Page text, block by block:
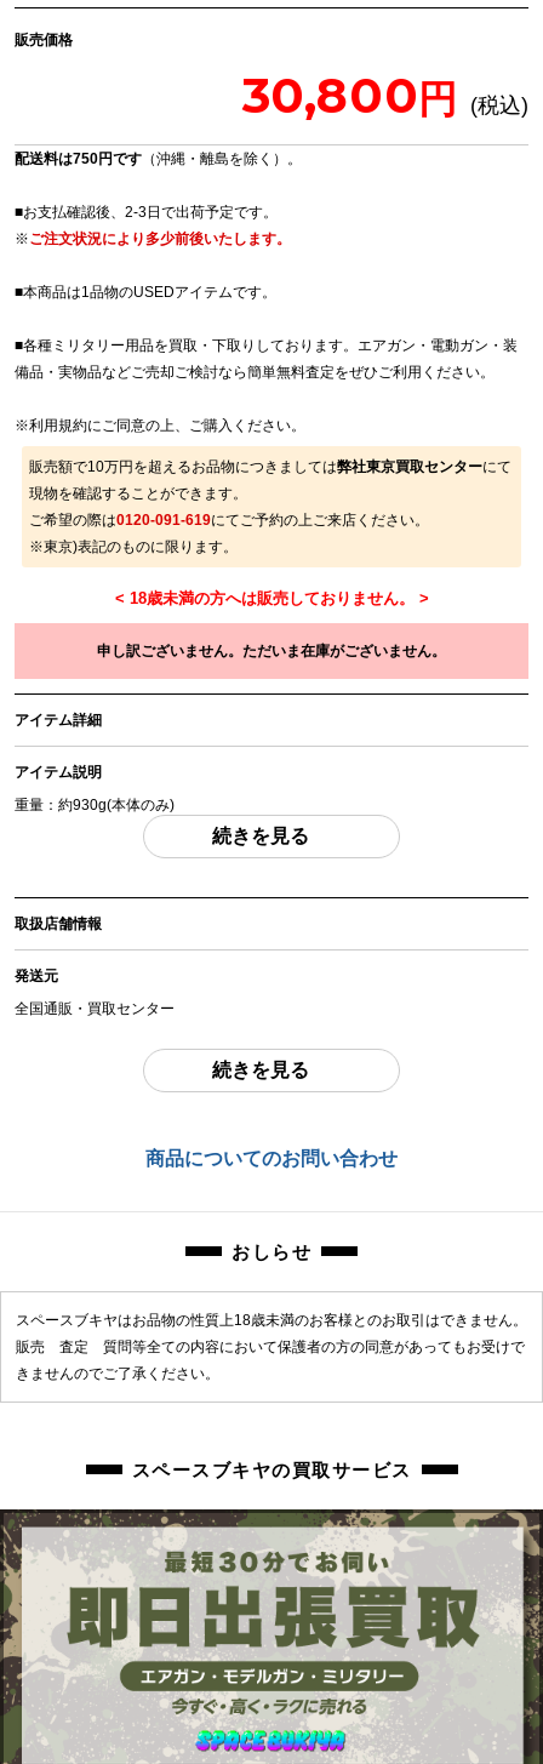
販売価格
30,800
配送料は750円です （沖縄・離島を除く）。
■お支払確認後、2-3日で出荷予定です。
※ご注文状況により多少前後いたします。
■本商品は1品物のUSEDアイテムです。
■各種ミリタリー用品を買取・下取りしております。エアガン・電動ガン・装
備品・実物品などご売却ご検討なら簡単無料査定をぜひご利用ください。
※利用規約にご同意の上、ご購入ください。
販売額で10万円を超えるお品物につきましては弊社東京買取センターにて
現物を確認することができます。
ご希望の際は0120-091-619にてご予約の上ご来店ください。
※東京)表記のものに限ります。
申し訳ございません。ただいま在庫がございません。
アイテム詳細
アイテム説明
重量：約930g(本体のみ)
こちらはダミーカート式となります。ダミーカートはリムを分離しないと装弾
ができないのでご注意ください。
・フレーム右側ひっかき傷
・バックストラップ底部の削れ2か所
属、写真に写っているものが全てです。 （撮影、運搬備品は除く）
アイテム状態
中古：C（使用感あり/キズ、ヨゴレあり）
外箱・ケースは傷み・汚れがあります。本体は通常の使用感・傷・シリンダー
回転痕・一部くすみがあります。シリンダー・トリガー動作は確認済みとなり
お品物についてのご注意を必ずお読み頂き、ご同意の上でご購入下さい
続きを見る
取扱店舗情報
発送元
全国通販・買取センター
東京都江戸川区中葛西6-10-14 2F
続きを見る
商品についてのお問い合わせ
おしらせ
スペースブキヤはお品物の性質上18歳未満のお客様とのお取引はできません。
販売 査定 質問等全ての内容において保護者の方の同意があってもお受けで
きませんのでご了承ください。
スペースブキヤの買取サービス